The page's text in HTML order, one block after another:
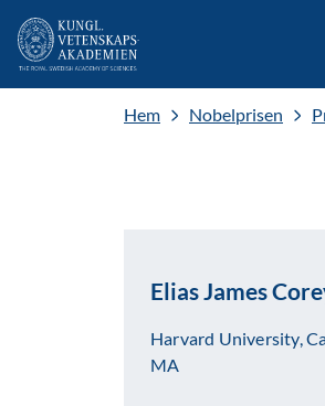
Hem Nobelprisen
Elias James
Harvard University,
MA